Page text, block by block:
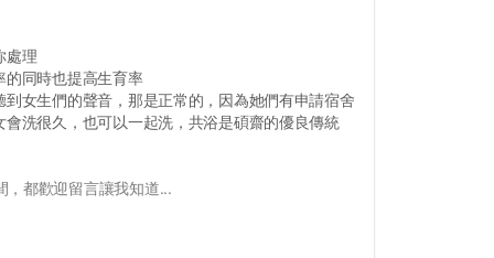
處理
的同時也提高生育率
女生們的聲音，那是正常的，因為她們有申請宿舍
洗很久，也可以一起洗，共浴是碩齋的優良傳統
，都歡迎留言讓我知道...